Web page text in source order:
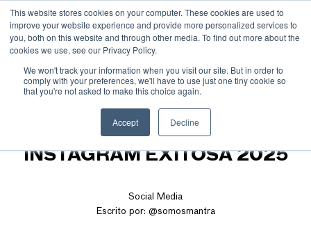
This website stores cookies on your computer. These cookies are used to
improve your website experience and provide more personalized services to
you, both on this website and through other media. To find out more about the
cookies we use, see our Privacy Policy.
We won't track your information when you visit our site. But in order to
comply with your preferences, we'll have to use just one tiny cookie so
that you're not asked to make this choice again.
Accept Decline
TIPS PARA UNA
ESTRATEGIA DE
INSTAGRAM EXITOSA 2025
Social Media
Escrito por: @somosmantra